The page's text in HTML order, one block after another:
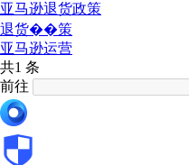
亚马逊退货政策
退货��策
亚马逊运营
共1 条
前往